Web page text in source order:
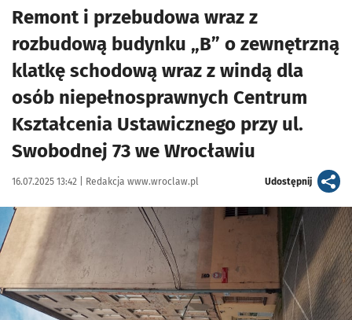
Remont i przebudowa wraz z
rozbudową budynku „B” o zewnętrzną
klatkę schodową wraz z windą dla
osób niepełnosprawnych Centrum
Kształcenia Ustawicznego przy ul.
Swobodnej 73 we Wrocławiu
Data publikacji:
16.07.2025 13:42 | Autor:
Redakcja www.wroclaw.pl Udostępnijartykuł
Kliknij, aby powiększyć